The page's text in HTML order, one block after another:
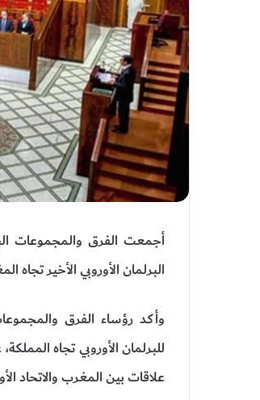
أجمعت الفرق والمجموعات
البرلمان الأوروبي الأخير
وأكد رؤساء الفرق
للبرلمان الأوروبي تجاه
علاقات بين المغرب والاتحاد